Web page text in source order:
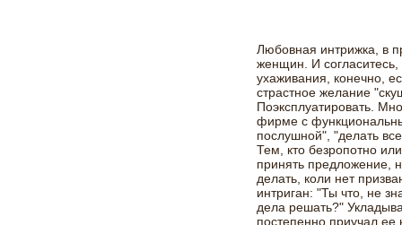
Любовная интрижка, в
женщин. И
ухаживания, конечно,
страстное желание
Поэксплуатировать.
фирме с
послушной", "делать
Тем, кто безропотно
принять предложение,
делать, коли нет
интриган: "Ты что, не
дела решать?"
постепенно приучал